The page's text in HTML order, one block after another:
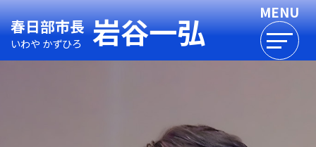
春日部市長
いわや かずひろ 岩谷一弘